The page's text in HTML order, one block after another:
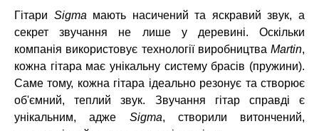
Гітари Sigma мають насичений та яскравий звук, а
секрет звучання не лише у деревині. Оскільки
компанія використовує технології виробництва Martin,
кожна гітара має унікальну систему брасів (пружини).
Саме тому, кожна гітара ідеально резонує та створює
об'ємний, теплий звук. Звучання гітар справді є
унікальним, адже Sigma, створили витончений,